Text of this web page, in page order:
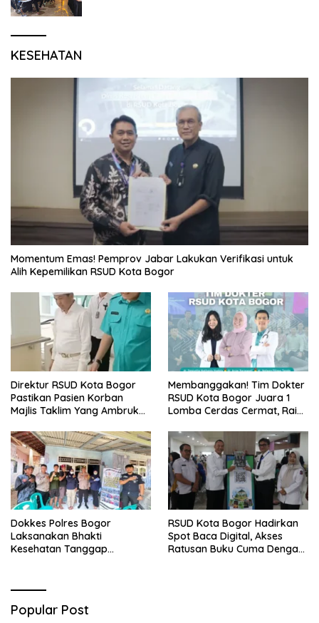
KESEHATAN
Momentum Emas! Pemprov Jabar Lakukan Verifikasi untuk
Alih Kepemilikan RSUD Kota Bogor
Direktur RSUD Kota Bogor
Pastikan Pasien Korban
Majlis Taklim Yang Ambruk
Perawatan Maksimal
Membanggakan! Tim Dokter
RSUD Kota Bogor Juara 1
Lomba Cerdas Cermat, Raih
Se-Bogor
Dokkes Polres Bogor
Laksanakan Bhakti
Kesehatan Tanggap
RSUD Kota Bogor Hadirkan
Spot Baca Digital, Akses
Ratusan Buku Cuma Dengan
Popular Post